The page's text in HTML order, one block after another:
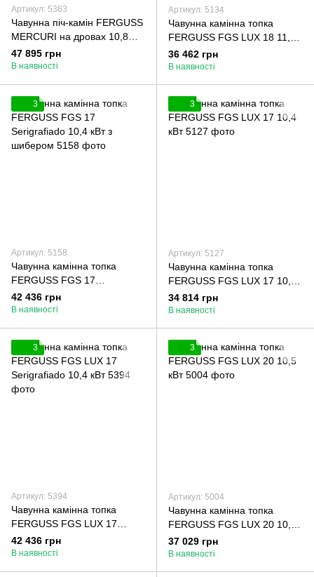
Артикул: 5363
Чавунна піч-камін FERGUSS
MERCURI на дровах 10,8
кВт
47 895 грн
В наявності
Артикул: 5134
Чавунна камінна топка
FERGUSS FGS LUX 18 11,9
кВт з шибером
36 462 грн
В наявності
3
Артикул: 5158
Чавунна камінна топка
FERGUSS FGS 17
Serigrafiado 10,4 кВт з
шибером
42 436 грн
В наявності
3
Артикул: 5127
Чавунна камінна топка
FERGUSS FGS LUX 17 10,4
кВт
34 814 грн
В наявності
3
Артикул: 5394
Чавунна камінна топка
FERGUSS FGS LUX 17
Serigrafiado 10,4 кВт
42 436 грн
В наявності
3
Артикул: 5004
Чавунна камінна топка
FERGUSS FGS LUX 20 10,5
кВт
37 029 грн
В наявності